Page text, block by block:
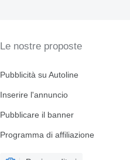
Le nostre proposte
Pubblicità su Autoline
Inserire l'annuncio
Pubblicare il banner
Programma di affiliazione